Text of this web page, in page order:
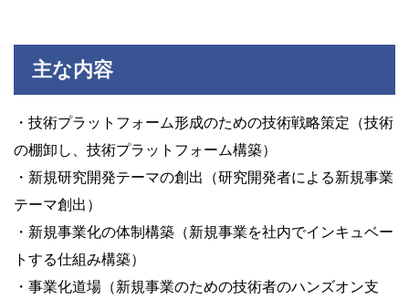
主な内容
・技術プラットフォーム形成のための技術戦略策定（技術
の棚卸し、技術プラットフォーム構築）
・新規研究開発テーマの創出（研究開発者による新規事業
テーマ創出）
・新規事業化の体制構築（新規事業を社内でインキュベー
トする仕組み構築）
・事業化道場（新規事業のための技術者のハンズオン支